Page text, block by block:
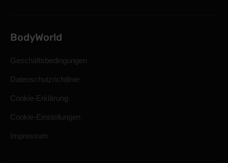
BodyWorld
Geschäftsbedingungen
Datenschutzrichtlinie
Cookie-Erklärung
Cookie-Einstellungen
Impressum